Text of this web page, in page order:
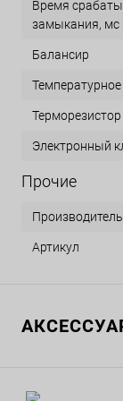
Время
замыкания, мс
Балансир
Температурное
Терморезистор
Электронный
Прочие
Производитель
Артикул